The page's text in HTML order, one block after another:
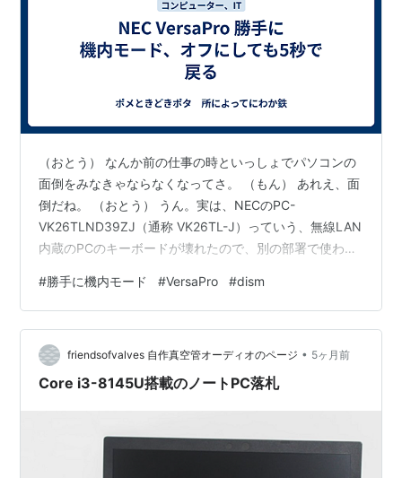
（おとう） なんか前の仕事の時といっしょでパソコンの
面倒をみなきゃならなくなってさ。 （もん） あれえ、面
倒だね。 （おとう） うん。実は、NECのPC-
VK26TLND39ZJ（通称 VK26TL-J）っていう、無線LAN
内蔵のPCのキーボードが壊れたので、別の部署で使わな
うと思ったんだけど、機内モードになっていてウィッフ
ィー（Wi-Fi）が使えない。トレイアイコンから解除して
もすぐ、５秒位で元に戻る。設定に行って見てみると、
グレーアウトしていて操作できない。 （もん） どっちも
古いパソコンだねえ。 （おとう） うん。TL-J…
#勝手に機内モード #VersaPro #dism
friendsofvalves 自作真空管オーディオのページ • 5ヶ月前
Core i3-8145U搭載のノートPC落札